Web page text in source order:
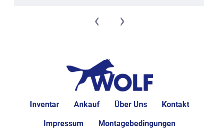
‹ ›
Inventar Ankauf Über Uns Kontakt
Impressum Montagebedingungen